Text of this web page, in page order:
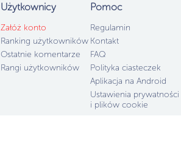
Użytkownicy
Załóż konto
Ranking użytkowników
Ostatnie komentarze
Rangi użytkowników
Pomoc
Regulamin
Kontakt
FAQ
Polityka ciasteczek
Aplikacja na Android
Ustawienia prywatności
i plików cookie